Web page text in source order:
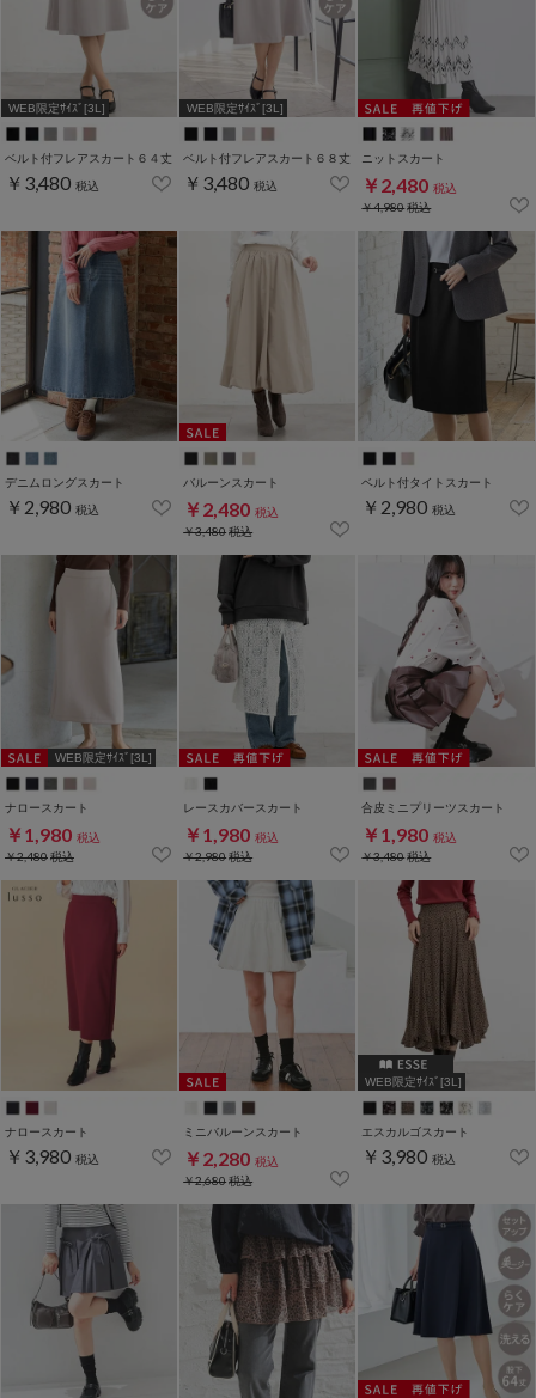
WEB限定ｻｲｽﾞ[3L]
ベルト付フレアスカート６４丈
￥3,480 税込
WEB限定ｻｲｽﾞ[3L]
ベルト付フレアスカート６８丈
￥3,480 税込
ニットスカート
￥2,480 税込
￥4,980税込
デニムロングスカート
￥2,980 税込
バルーンスカート
￥2,480 税込
￥3,480税込
ベルト付タイトスカート
￥2,980 税込
WEB限定ｻｲｽﾞ[3L]
ナロースカート
￥1,980 税込
￥2,480税込
レースカバースカート
￥1,980 税込
￥2,980税込
合皮ミニプリーツスカート
￥1,980 税込
￥3,480税込
ナロースカート
￥3,980 税込
ミニバルーンスカート
￥2,280 税込
￥2,680税込
WEB限定ｻｲｽﾞ[3L]
エスカルゴスカート
￥3,980 税込